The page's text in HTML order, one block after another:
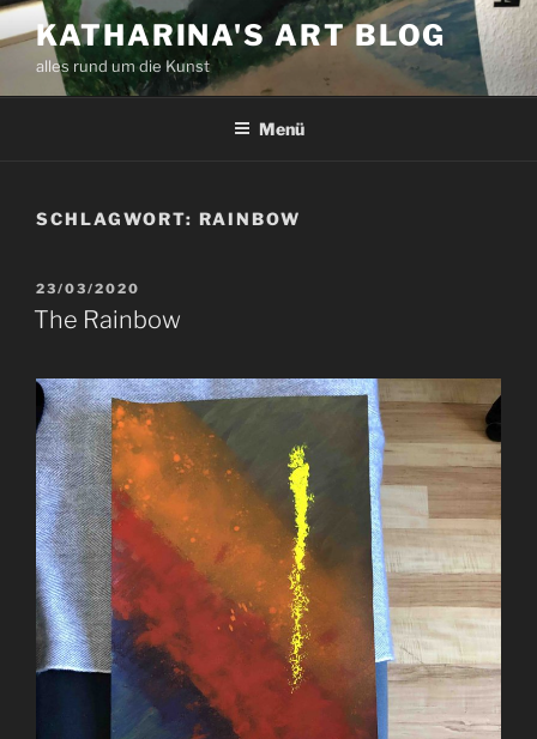
Zum
Inhalt
springen
KATHARINA'S ART BLOG
alles rund um die Kunst
Menü
SCHLAGWORT: RAINBOW
VERÖFFENTLICHT
AM
23/03/2020
The Rainbow